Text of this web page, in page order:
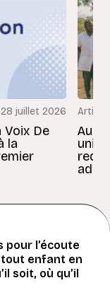
28 juillet 2026
De
la
Article
Au
pour l’écoute
enfant en
soit, où qu’il